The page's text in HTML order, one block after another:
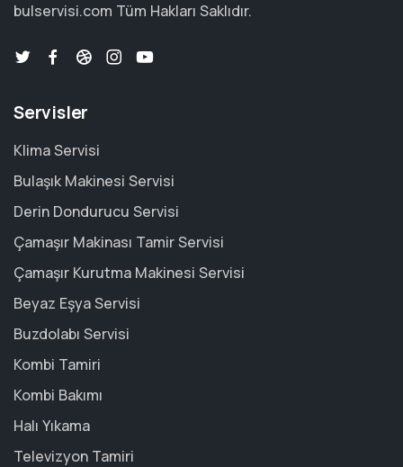
bulservisi.com Tüm Hakları Saklıdır.
Servisler
Klima Servisi
Bulaşık Makinesi Servisi
Derin Dondurucu Servisi
Çamaşır Makinası Tamir Servisi
Çamaşır Kurutma Makinesi Servisi
Beyaz Eşya Servisi
Buzdolabı Servisi
Kombi Tamiri
Kombi Bakımı
Halı Yıkama
Televizyon Tamiri